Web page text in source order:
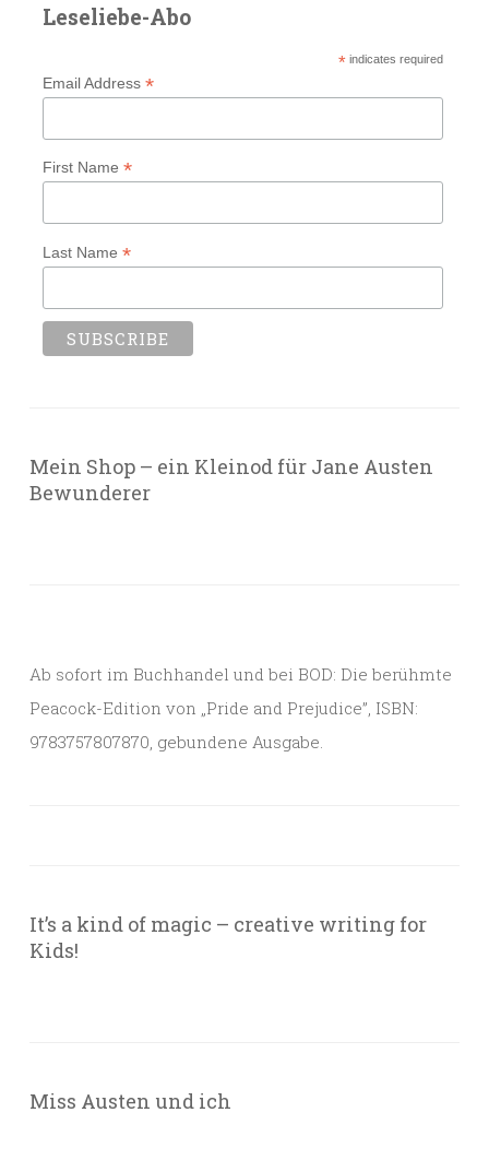
Leseliebe-Abo
*indicates required
Email Address *
First Name *
Last Name *
Mein Shop – ein Kleinod für Jane Austen
Bewunderer
Ab sofort im Buchhandel und bei BOD: Die berühmte
Peacock-Edition von „Pride and Prejudice”, ISBN:
9783757807870, gebundene Ausgabe.
It’s a kind of magic – creative writing for
Kids!
Miss Austen und ich